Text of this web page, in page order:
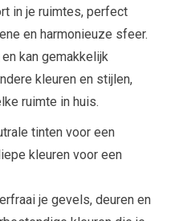
in je ruimtes, perfect
en harmonieuze sfeer.
kan gemakkelijk
kleuren en stijlen,
ruimte in huis.
tinten voor een
kleuren voor een
je gevels, deuren en